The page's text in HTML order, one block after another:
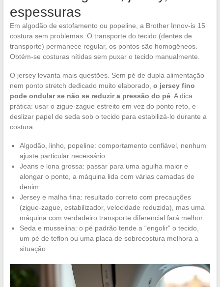
espessuras
Em algodão de estofamento ou popeline, a Brother Innov-is 15
costura sem problemas. O transporte do tecido (dentes de
transporte) permanece regular, os pontos são homogêneos.
Obtém-se costuras nítidas sem puxar o tecido manualmente.
O jersey levanta mais questões. Sem pé de dupla alimentação
nem ponto stretch dedicado muito elaborado, o jersey fino
pode ondular se não se reduzir a pressão do pé. A dica
prática: usar o zigue-zague estreito em vez do ponto reto, e
deslizar papel de seda sob o tecido para estabilizá-lo durante a
costura.
Algodão, linho, popeline: comportamento confiável, nenhum
ajuste particular necessário
Jeans e lona grossa: passar para uma agulha maior e
alongar o ponto, a máquina lida com várias camadas de
denim
Jersey e malha fina: resultado correto com precauções
(zigue-zague, estabilizador, velocidade reduzida), mas uma
máquina com verdadeiro transporte diferencial fará melhor
Seda e musselina: o pé padrão tende a “engolir” o tecido,
um pé de teflon ou uma placa de sobrecostura melhora a
situação